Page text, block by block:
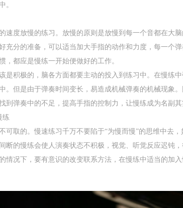
。
度放慢的练习。放慢的原则是放慢到每一个音都在大脑
充分的准备，可以适当加大手指的动作和力度，每一个
，都应是慢练一开始便做好的工作。
积极的，脑各方面都要主动的投入到练习中。在慢练中
。但是由于弹奏时间变长，易造成机械弹奏的机械现象
到弹奏中的不足，提高手指的控制力，让慢练成为名副其
取的。慢速练习千万不要陷于“为慢而慢”的思维中去，
断的慢练会使人演奏状态不积极，视觉、听觉反应迟钝
情况下，要有意识的改变联系方法，在慢练中适当的加